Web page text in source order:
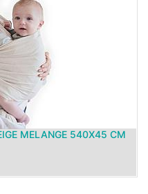
MELANGE 540X45 CM